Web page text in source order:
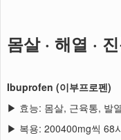
몸살 · 해열 ·
Ibuprofen (이부프로펜)
▶ 효능: 몸살, 근육통, 발
▶ 복용: 200400mg씩 68